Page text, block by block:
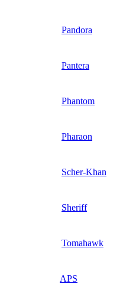
Pandora
Pantera
Phantom
Pharaon
Scher-Khan
Sheriff
Tomahawk
APS